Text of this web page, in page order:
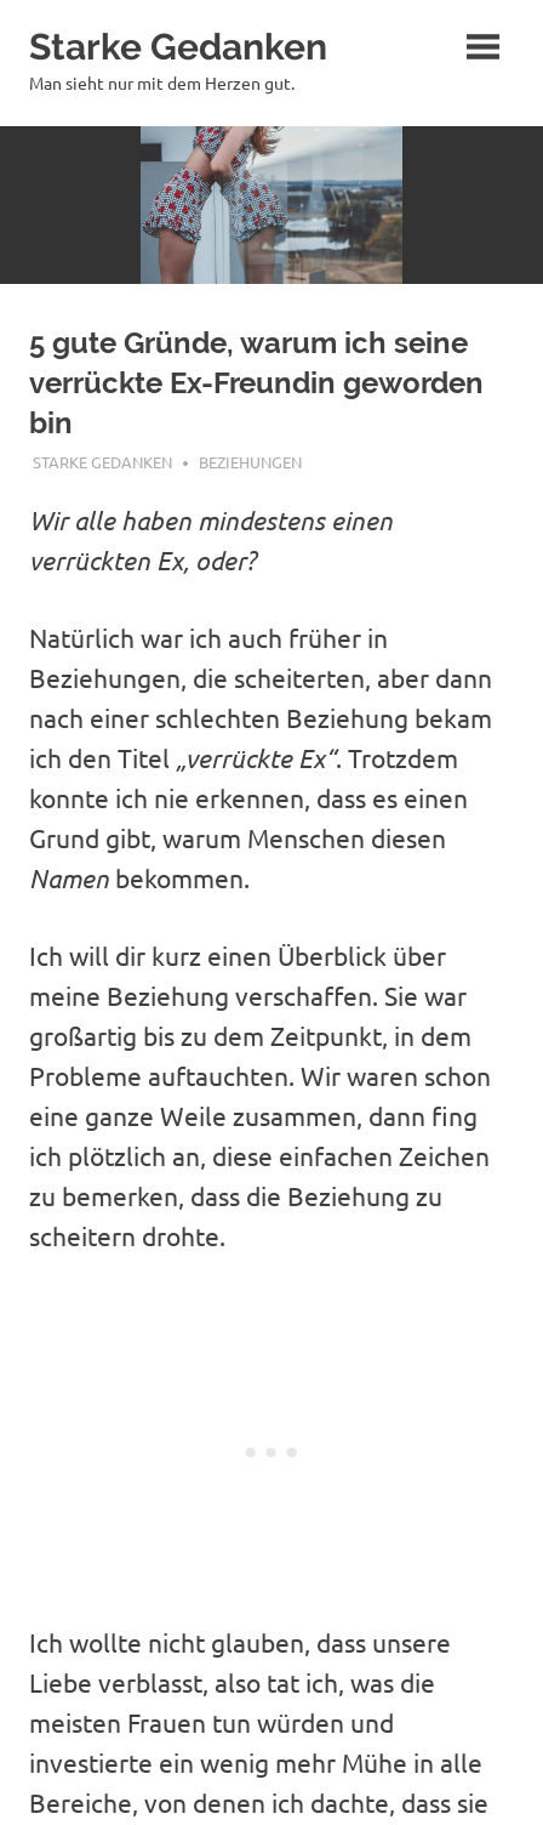
Inhalt
springen
Starke Gedanken
Man sieht nur mit dem Herzen gut.
5 gute Gründe, warum ich seine
verrückte Ex-Freundin geworden
bin
DEZEMBER 21, 2018
STARKE GEDANKEN BEZIEHUNGEN
Wir alle haben mindestens einen
verrückten Ex, oder?
Natürlich war ich auch früher in
Beziehungen, die scheiterten, aber dann
nach einer schlechten Beziehung bekam
ich den Titel „verrückte Ex“. Trotzdem
konnte ich nie erkennen, dass es einen
Grund gibt, warum Menschen diesen
Namen bekommen.
Ich will dir kurz einen Überblick über
meine Beziehung verschaffen. Sie war
großartig bis zu dem Zeitpunkt, in dem
Probleme auftauchten. Wir waren schon
eine ganze Weile zusammen, dann fing
ich plötzlich an, diese einfachen Zeichen
zu bemerken, dass die Beziehung zu
scheitern drohte.
Ich wollte nicht glauben, dass unsere
Liebe verblasst, also tat ich, was die
meisten Frauen tun würden und
investierte ein wenig mehr Mühe in alle
Bereiche, von denen ich dachte, dass sie